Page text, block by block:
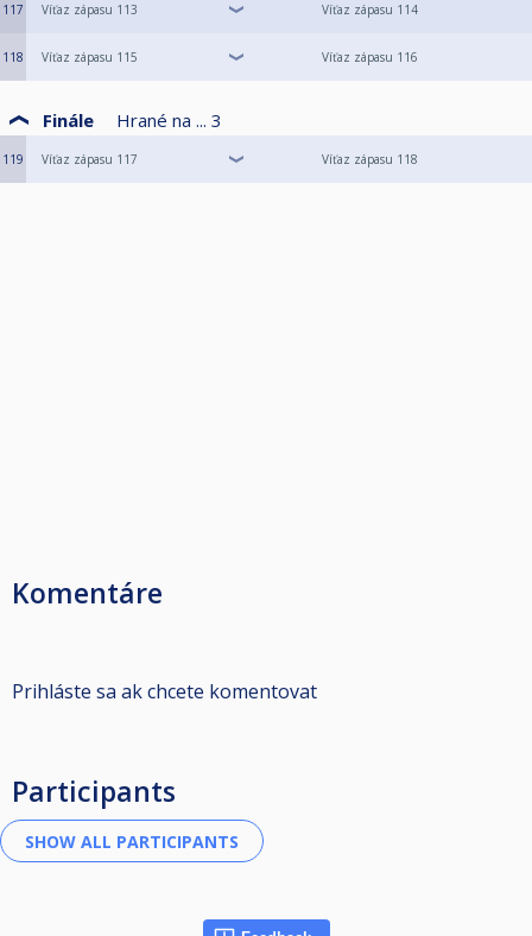
117 Víťaz zápasu 113 Víťaz zápasu 114
118 Víťaz zápasu 115 Víťaz zápasu 116
Finále Hrané na ... 3
119 Víťaz zápasu 117 Víťaz zápasu 118
Komentáre
Prihláste sa ak chcete komentovat
Participants